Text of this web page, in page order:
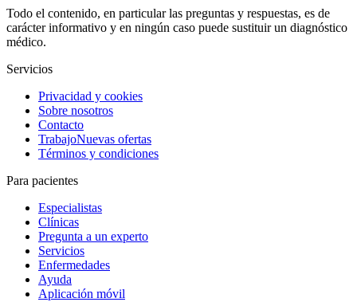
Todo el contenido, en particular las preguntas y respuestas, es de
carácter informativo y en ningún caso puede sustituir un diagnóstico
médico.
Servicios
Privacidad y cookies
Sobre nosotros
Contacto
TrabajoNuevas ofertas
Términos y condiciones
Para pacientes
Especialistas
Clínicas
Pregunta a un experto
Servicios
Enfermedades
Ayuda
Aplicación móvil